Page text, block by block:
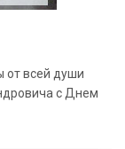
от всей души
с Днем